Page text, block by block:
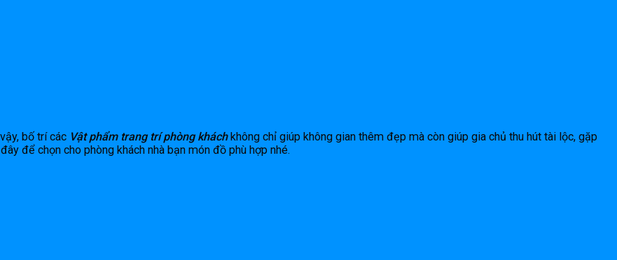
bố trí các Vật phẩm trang trí phòng kháchkhông chỉ giúp không gian thêm đẹp mà còn giúp gia chủ thu hút tài lộc, gặp
để chọn cho phòng khách nhà bạn món đồ phù hợp nhé.